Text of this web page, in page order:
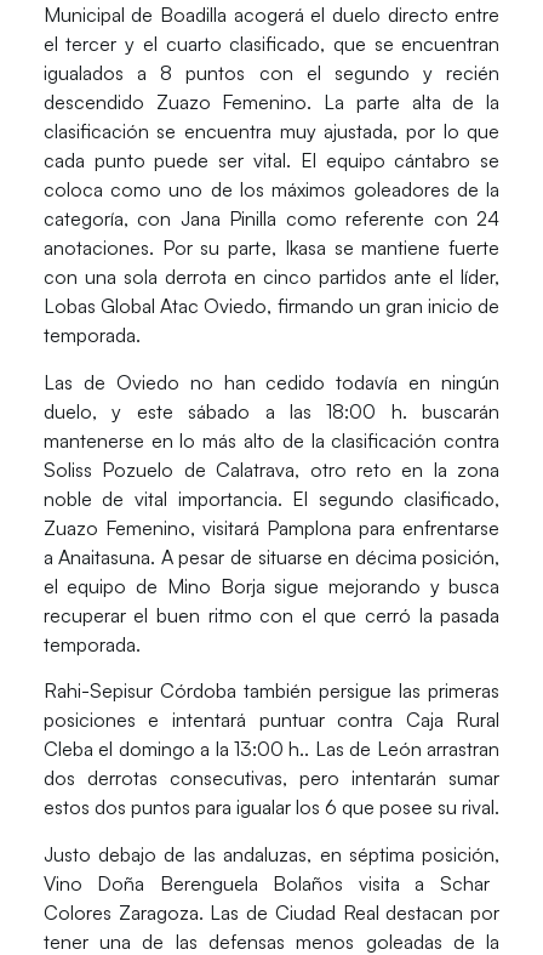
Municipal de Boadilla acogerá el duelo directo entre
el tercer y el cuarto clasificado, que se encuentran
igualados a 8 puntos con el segundo y recién
descendido Zuazo Femenino. La parte alta de la
clasificación se encuentra muy ajustada, por lo que
cada punto puede ser vital. El equipo cántabro se
coloca como uno de los máximos goleadores de la
categoría, con Jana Pinilla como referente con 24
anotaciones. Por su parte, Ikasa se mantiene fuerte
con una sola derrota en cinco partidos ante el líder,
Lobas Global Atac Oviedo, firmando un gran inicio de
temporada.
Las de Oviedo no han cedido todavía en ningún
duelo, y este sábado a las 18:00 h. buscarán
mantenerse en lo más alto de la clasificación contra
Soliss Pozuelo de Calatrava, otro reto en la zona
noble de vital importancia. El segundo clasificado,
Zuazo Femenino, visitará Pamplona para enfrentarse
aAnaitasuna. A pesar de situarse en décima posición,
el equipo de Mino Borja sigue mejorando y busca
recuperar el buen ritmo con el que cerró la pasada
temporada.
Rahi-Sepisur Córdoba también persigue las primeras
posiciones e intentará puntuar contra Caja Rural
Cleba el domingo a la 13:00 h.. Las de León arrastran
dos derrotas consecutivas, pero intentarán sumar
estos dos puntos para igualar los 6 que posee su rival.
Justo debajo de las andaluzas, en séptima posición,
Vino Doña Berenguela Bolaños visita a Schar
Colores Zaragoza. Las de Ciudad Real destacan por
tener una de las defensas menos goleadas de la